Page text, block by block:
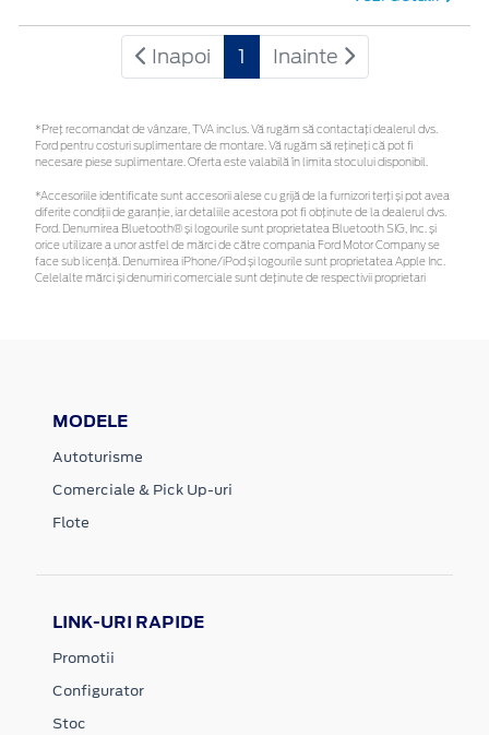
Inapoi 1 Inainte
*Preţ recomandat de vânzare, TVA inclus. Vă rugăm să contactaţi dealerul dvs.
Ford pentru costuri suplimentare de montare. Vă rugăm să rețineți că pot fi
necesare piese suplimentare. Oferta este valabilă în limita stocului disponibil.
*Accesoriile identificate sunt accesorii alese cu grijă de la furnizori terți și pot avea
diferite condiții de garanție, iar detaliile acestora pot fi obținute de la dealerul dvs.
Ford. Denumirea Bluetooth® și logourile sunt proprietatea Bluetooth SIG, Inc. și
orice utilizare a unor astfel de mărci de către compania Ford Motor Company se
face sub licență. Denumirea iPhone/iPod și logourile sunt proprietatea Apple Inc.
Celelalte mărci și denumiri comerciale sunt deținute de respectivii proprietari
MODELE
Autoturisme
Comerciale & Pick Up-uri
Flote
LINK-URI RAPIDE
Promotii
Configurator
Stoc